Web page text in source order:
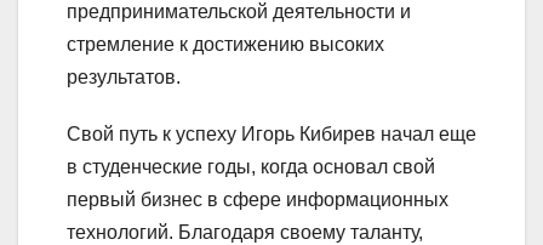
предпринимательской деятельности и
стремление к достижению высоких
результатов.
Свой путь к успеху Игорь Кибирев начал еще
в студенческие годы, когда основал свой
первый бизнес в сфере информационных
технологий. Благодаря своему таланту,